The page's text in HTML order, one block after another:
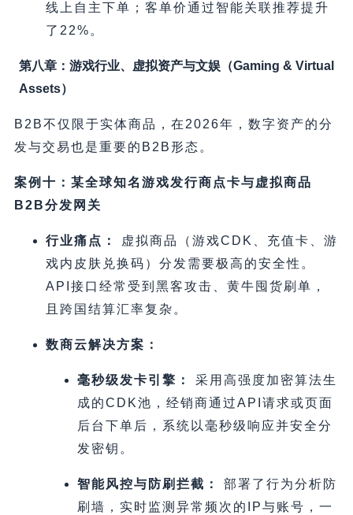
线上自主下单；客单价通过智能关联推荐提升
了22%。
第八章：游戏行业、虚拟资产与文娱（Gaming & Virtual
Assets）
B2B不仅限于实体商品，在2026年，数字资产的分
发与交易也是重要的B2B形态。
案例十：某全球知名游戏发行商点卡与虚拟商品
B2B分发网关
行业痛点：
虚拟商品（游戏CDK、充值卡、游
戏内皮肤兑换码）分发需要极高的安全性。
API接口经常受到黑客攻击、黄牛囤货刷单，
且跨国结算汇率复杂。
数商云解决方案：
毫秒级发卡引擎：
采用高强度加密算法生
成的CDK池，经销商通过API请求或页面
后台下单后，系统以毫秒级响应并安全分
发密钥。
智能风控与防刷拦截：
部署了行为分析防
刷墙，实时监测异常频次的IP与账号，一